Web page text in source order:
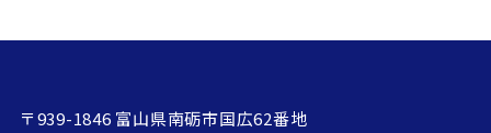
〒939-1846 富山県南砺市国広62番地